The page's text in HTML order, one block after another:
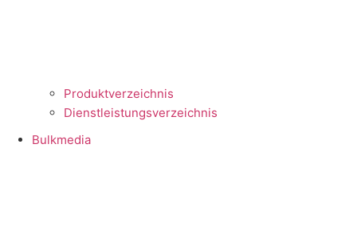
Produktverzeichnis
Dienstleistungsverzeichnis
Bulkmedia